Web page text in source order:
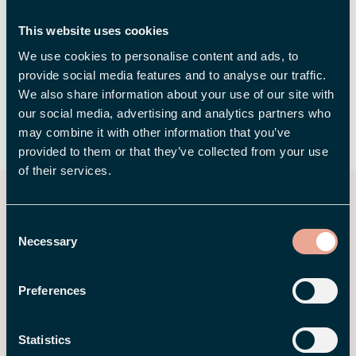
This website uses cookies
We use cookies to personalise content and ads, to
provide social media features and to analyse our traffic.
We also share information about your use of our site with
our social media, advertising and analytics partners who
may combine it with other information that you’ve
provided to them or that they’ve collected from your use
of their services.
Selection
Necessary
Preferences
Statistics
mobilappen vi nå bygger for å gjøre hverdagen
enklere for deg.
DEL
Relaterte innlegg